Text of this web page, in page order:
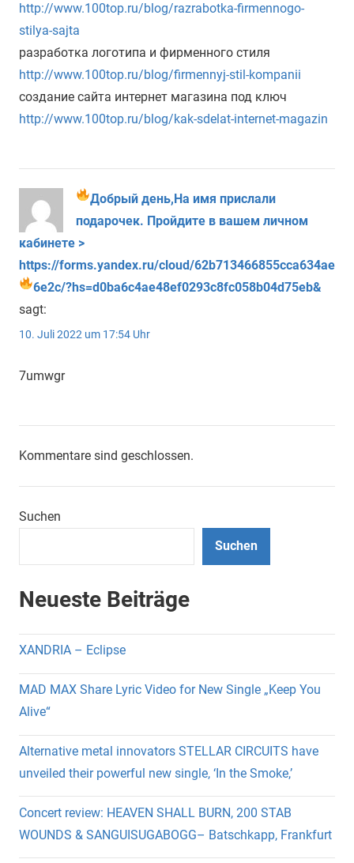
http://www.100top.ru/blog/razrabotka-firmennogo-
stilya-sajta
разработка логотипа и фирменного стиля
http://www.100top.ru/blog/firmennyj-stil-kompanii
создание сайта интернет магазина под ключ
http://www.100top.ru/blog/kak-sdelat-internet-magazin
Добрый день,На имя прислали
подарочек. Пройдите в вашем личном
кабинете >
https://forms.yandex.ru/cloud/62b713466855cca634ae
6e2c/?hs=d0ba6c4ae48ef0293c8fc058b04d75eb&
sagt:
10. Juli 2022 um 17:54 Uhr
7umwgr
Kommentare sind geschlossen.
Suchen
Suchen
Neueste Beiträge
XANDRIA – Eclipse
MAD MAX Share Lyric Video for New Single „Keep You
Alive“
Alternative metal innovators STELLAR CIRCUITS have
unveiled their powerful new single, ‘In the Smoke,’
Concert review: HEAVEN SHALL BURN, 200 STAB
WOUNDS & SANGUISUGABOGG– Batschkapp, Frankfurt